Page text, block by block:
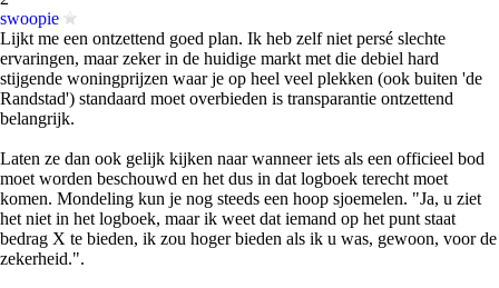
swoopie
Lijkt me een ontzettend goed plan. Ik heb zelf niet persé slechte
ervaringen, maar zeker in de huidige markt met die debiel hard
stijgende woningprijzen waar je op heel veel plekken (ook buiten 'de
Randstad') standaard moet overbieden is transparantie ontzettend
belangrijk.
Laten ze dan ook gelijk kijken naar wanneer iets als een officieel bod
moet worden beschouwd en het dus in dat logboek terecht moet
komen. Mondeling kun je nog steeds een hoop sjoemelen. "Ja, u ziet
het niet in het logboek, maar ik weet dat iemand op het punt staat
bedrag X te bieden, ik zou hoger bieden als ik u was, gewoon, voor de
zekerheid.".